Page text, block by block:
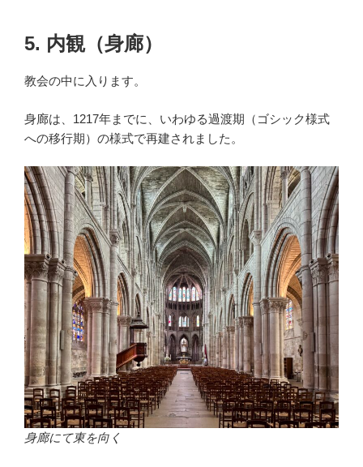
5. 内観（身廊）
教会の中に入ります。
身廊は、1217年までに、いわゆる過渡期（ゴシック様式
への移行期）の様式で再建されました。
身廊にて東を向く